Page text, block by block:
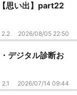
思い出】part22
2.2 2026/08/05 22:50
デジタル診断お
2.1 2026/07/14 09:44